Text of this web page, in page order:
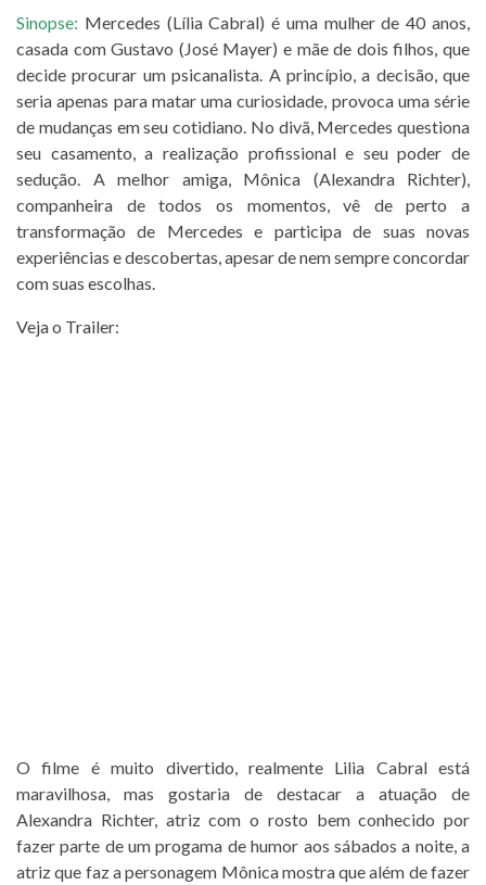
Sinopse: Mercedes (Lília Cabral) é uma mulher de 40 anos,
casada com Gustavo (José Mayer) e mãe de dois filhos, que
decide procurar um psicanalista. A princípio, a decisão, que
seria apenas para matar uma curiosidade, provoca uma série
de mudanças em seu cotidiano. No divã, Mercedes questiona
seu casamento, a realização profissional e seu poder de
sedução. A melhor amiga, Mônica (Alexandra Richter),
companheira de todos os momentos, vê de perto a
transformação de Mercedes e participa de suas novas
experiências e descobertas, apesar de nem sempre concordar
com suas escolhas.
Veja o Trailer:
O filme é muito divertido, realmente Lilia Cabral está
maravilhosa, mas gostaria de destacar a atuação de
Alexandra Richter, atriz com o rosto bem conhecido por
fazer parte de um progama de humor aos sábados a noite, a
atriz que faz a personagem Mônica mostra que além de fazer